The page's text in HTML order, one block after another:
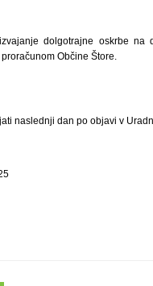
dolgotrajne oskrbe
Občine Štore.
naslednji dan po objavi v